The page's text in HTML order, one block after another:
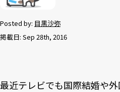
Posted by: 目黒沙弥
掲載日: Sep 28th, 2016
最近テレビでも国際結婚や